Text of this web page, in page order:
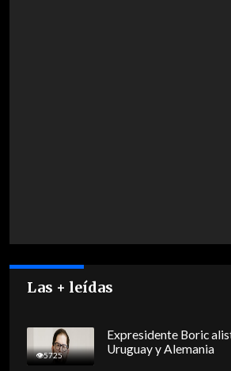
Las + leídas
5725
Expresidente Boric
Uruguay y Alemania